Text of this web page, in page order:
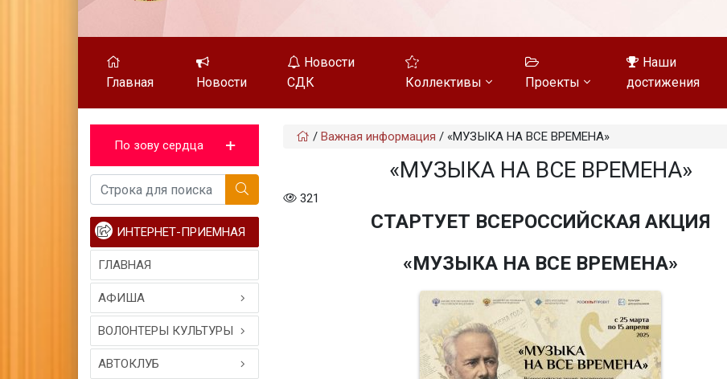
Главная Новости
Новости
СДК
Коллективы Проекты
Наши
достижения
По зову сердца
ИНТЕРНЕТ-ПРИЕМНАЯ
ГЛАВНАЯ
АФИША
ВОЛОНТЕРЫ КУЛЬТУРЫ
АВТОКЛУБ
/ Важная информация / «МУЗЫКА НА ВСЕ ВРЕМЕНА»
«МУЗЫКА НА ВСЕ ВРЕМЕНА»
321
СТАРТУЕТ ВСЕРОССИЙСКАЯ АКЦИЯ
«МУЗЫКА НА ВСЕ ВРЕМЕНА»